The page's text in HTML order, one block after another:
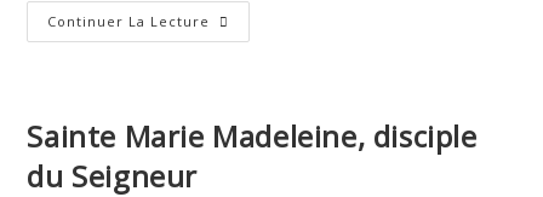
Continuer La Lecture Saint
Jacques,
Sainte Marie Madeleine, disciple
du Seigneur